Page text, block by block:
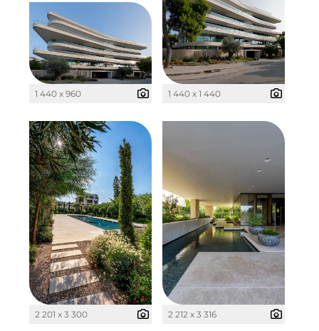
The Verse
Timber Factory
UBM Development
UNITED Benefits Holding
Vonovia
Wealthcap
WEALTHCORE Investment Management
Wemolo
XPAY
ZielstattQuartier
123C DIGITAL CONSULTING GMBH
1 440 x 960 1 440 x 1 440
2 201 x 3 300 2 212 x 3 316